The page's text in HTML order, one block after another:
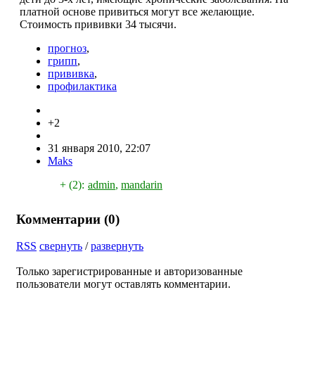
платной основе привиться могут все желающие.
Стоимость прививки 34 тысячи.
прогноз,
грипп,
прививка,
профилактика
+2
31 января 2010, 22:07
Maks
+ (2): admin, mandarin
Комментарии (0)
RSS свернуть /развернуть
Только зарегистрированные и авторизованные
пользователи могут оставлять комментарии.